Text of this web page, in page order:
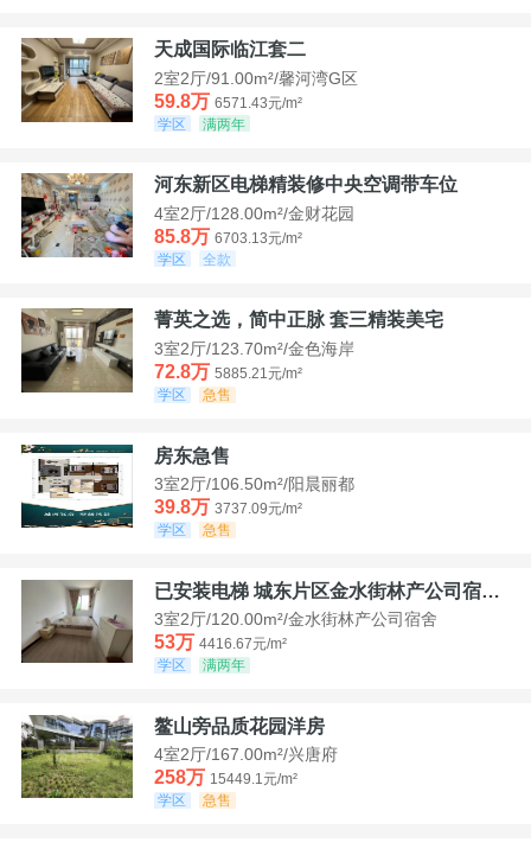
天成国际临江套二
2室2厅/91.00m²/馨河湾G区
59.8万 6571.43元/m²
学区
满两年
河东新区电梯精装修中央空调带车位
4室2厅/128.00m²/金财花园
85.8万 6703.13元/m²
学区
全款
菁英之选，简中正脉 套三精装美宅
3室2厅/123.70m²/金色海岸
72.8万 5885.21元/m²
学区
急售
房东急售
3室2厅/106.50m²/阳晨丽都
39.8万 3737.09元/m²
学区
急售
已安装电梯 城东片区金水街林产公司宿舍套三可看江景
3室2厅/120.00m²/金水街林产公司宿舍
53万 4416.67元/m²
学区
满两年
鳌山旁品质花园洋房
4室2厅/167.00m²/兴唐府
258万 15449.1元/m²
学区
急售